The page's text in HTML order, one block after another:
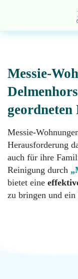
Messie-
geordneten
Messie-
Herausforderung
auch für ihre
Reinigung durch
bietet eine
zu bringen und
Entsorgung
Entrümpelung
Startseite
Über
uns
Impressum